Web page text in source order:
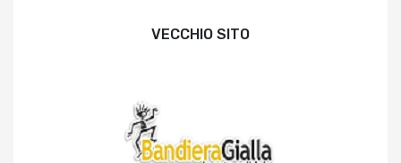
VECCHIO SITO